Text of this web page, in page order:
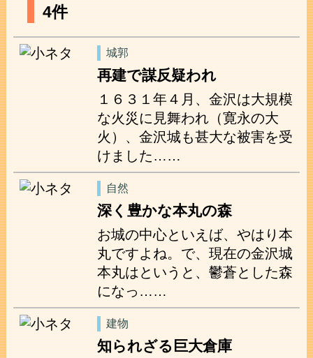
4件
城郭
再建で謀反疑われ
１６３１年４月、金沢は大規模
な火災に見舞われ（寛永の大
火）、金沢城も甚大な被害を受
けました……
自然
深く豊かな本丸の森
お城の中心といえば、やはり本
丸ですよね。で、現在の金沢城
本丸はというと、鬱蒼とした森
になっ……
建物
知られざる巨大倉庫